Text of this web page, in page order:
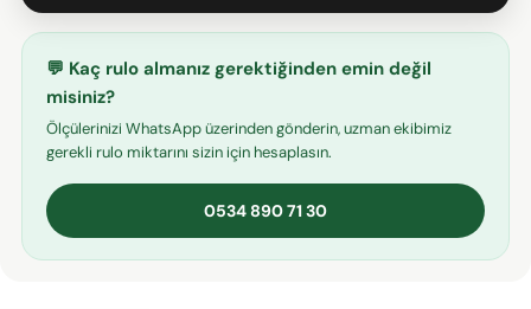
💬 Kaç rulo almanız gerektiğinden emin değil
misiniz?
Ölçülerinizi WhatsApp üzerinden gönderin, uzman ekibimiz
gerekli rulo miktarını sizin için hesaplasın.
0534 890 71 30